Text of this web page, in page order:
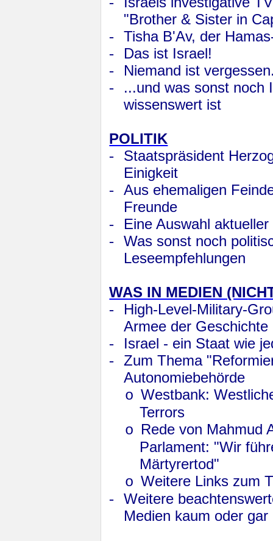
"Brother & Sister in
-
Tisha B'Av, der
-
Das ist Israel!
-
Niemand ist
-
...und was sonst noch
wissenswert ist
POLITIK
-
Staatspräsident
Einigkeit
-
Aus ehemaligen
Freunde
-
Eine Auswahl
-
Was sonst noch
Leseempfehlungen
WAS IN MEDIEN
-
High-Level-Military-
Armee der Geschichte
-
Israel - ein Staat wie
-
Zum Thema
Autonomiebehörde
o Westbank:
Terrors
o Rede von Mahmud
Parlament: "Wir
Märtyrertod"
o Weitere Links zum
-
Weitere
Medien kaum oder